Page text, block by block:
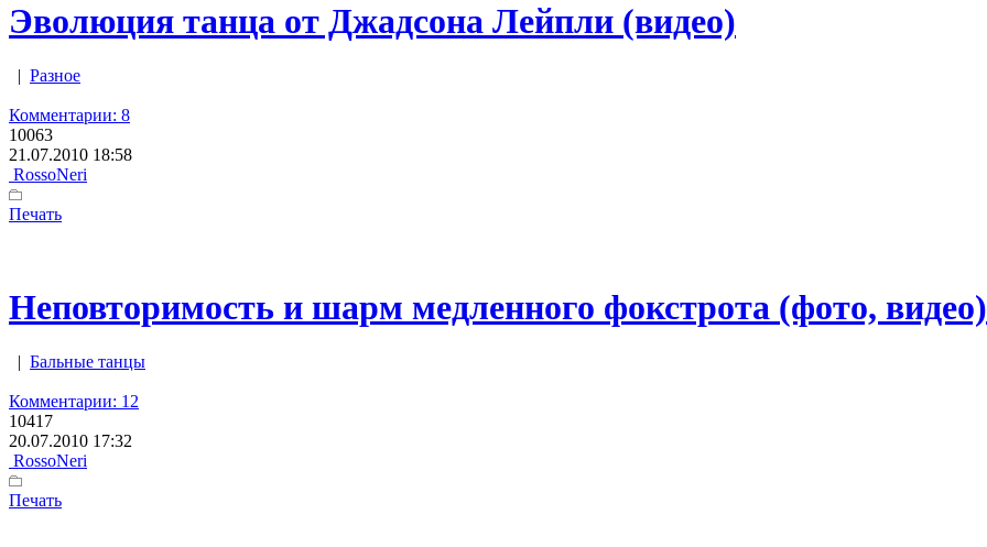
Эволюция танца от Джадсона Лейпли (видео)
| Разное
Комментарии: 8
10063
21.07.2010 18:58
RossoNeri
Печать
Неповторимость и шарм медленного фокстрота (фото, видео)
| Бальные танцы
Комментарии: 12
10417
20.07.2010 17:32
RossoNeri
Печать